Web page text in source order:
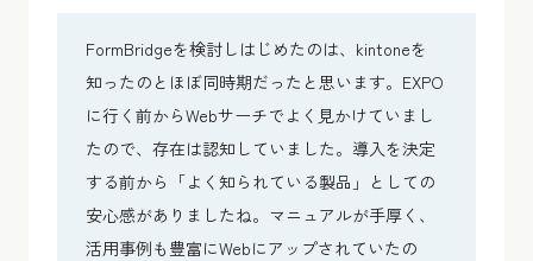
FormBridgeを検討しはじめたのは、kintoneを
知ったのとほぼ同時期だったと思います。EXPO
に行く前からWebサーチでよく見かけていまし
たので、存在は認知していました。導入を決定
する前から「よく知られている製品」としての
安心感がありましたね。マニュアルが手厚く、
活用事例も豊富にWebにアップされていたの